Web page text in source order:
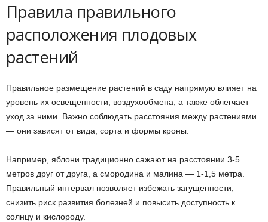
Правила правильного
расположения плодовых
растений
Правильное размещение растений в саду напрямую влияет на
уровень их освещенности, воздухообмена, а также облегчает
уход за ними. Важно соблюдать расстояния между растениями
— они зависят от вида, сорта и формы кроны.
Например, яблони традиционно сажают на расстоянии 3-5
метров друг от друга, а смородина и малина — 1-1,5 метра.
Правильный интервал позволяет избежать загущенности,
снизить риск развития болезней и повысить доступность к
солнцу и кислороду.